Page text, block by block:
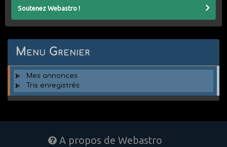
Soutenez Webastro !
Menu Grenier
Mes annonces
Tris enregistrés
A propos de Webastro